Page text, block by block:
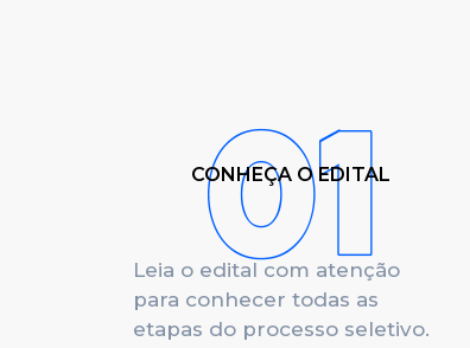
CONHEÇA O EDITAL
Leia o edital com atenção
para conhecer todas as
etapas do processo seletivo.